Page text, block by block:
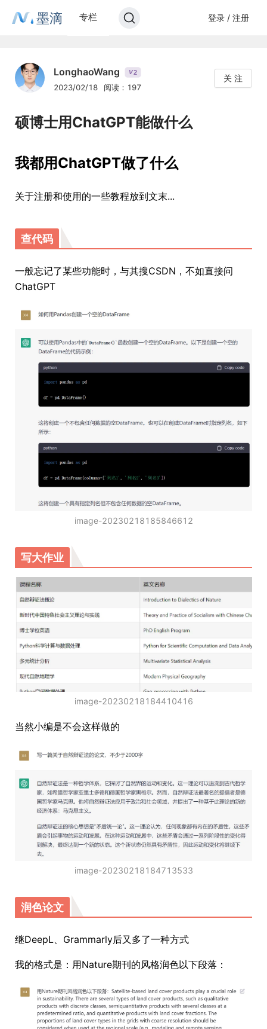
墨滴 专栏 登录 / 注册
LonghaoWang V2
2023/02/18 阅读：197
关 注
硕博士用ChatGPT能做什么
我都用ChatGPT做了什么
关于注册和使用的一些教程放到文末...
查代码
一般忘记了某些功能时，与其搜CSDN，不如直接问
ChatGPT
image-20230218185846612
写大作业
image-20230218184410416
当然小编是不会这样做的
image-20230218184713533
润色论文
继DeepL、Grammarly后又多了一种方式
我的格式是：用Nature期刊的风格润色以下段落：